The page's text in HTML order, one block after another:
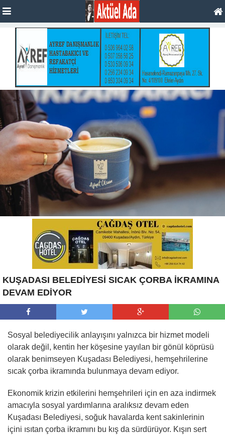
KUŞADASI BELEDİYESİ SICAK ÇORBA İKRAMINA
DEVAM EDİYOR
Sosyal belediyecilik anlayışını yalnızca bir hizmet modeli
olarak değil, kentin her köşesine yayılan bir gönül köprüsü
olarak benimseyen Kuşadası Belediyesi, hemşehrilerine
sıcak çorba ikramında bulunmaya devam ediyor.
Ekonomik krizin etkilerini hemşehrileri için en aza indirmek
amacıyla sosyal yardımlarına aralıksız devam eden
Kuşadası Belediyesi, soğuk havalarda kent sakinlerinin
içini ısıtan çorba ikramını bu kış da sürdürüyor. Kışın sert